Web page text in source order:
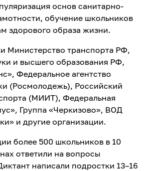
основ санитарно-
обучение школьников
здорового образа жизни.
Министерство транспорта РФ,
и высшего образования РФ,
Федеральное агентство
(Росмолодежь), Российский
(МИИТ), Федеральная
Группа «Черкизово», ВОД
и другие организации.
более 500 школьников в 10
ответили на вопросы
написали подростки 13–16